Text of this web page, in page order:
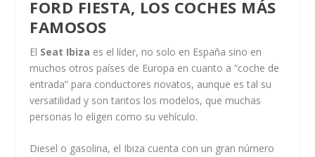
FORD FIESTA, LOS COCHES MÁS
FAMOSOS
El Seat Ibiza es el líder, no solo en España sino en
muchos otros países de Europa en cuanto a “coche de
entrada” para conductores novatos, aunque es tal su
versatilidad y son tantos los modelos, que muchas
personas lo eligen como su vehículo.
Diesel o gasolina, el Ibiza cuenta con un gran número